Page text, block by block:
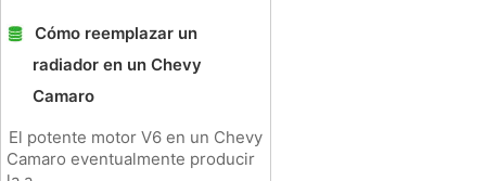
Cómo reemplazar un
radiador en un Chevy
Camaro
El potente motor V6 en un Chevy
Camaro eventualmente producir